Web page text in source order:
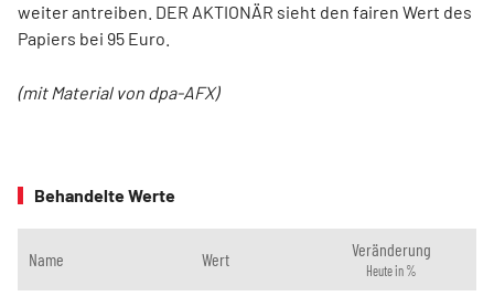
weiter antreiben. DER AKTIONÄR sieht den fairen Wert des
Papiers bei 95 Euro.
(mit Material von dpa-AFX)
Behandelte Werte
Name Wert Veränderung
Heute in %